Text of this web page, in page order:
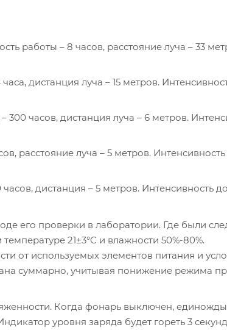
работы – 8 часов, расстояние луча – 33
дистанция луча – 15 метров.
часов, дистанция луча – 6 метров.
расстояние луча – 5 метров.
дистанция – 5 метров. Интенсивность
его проверки в лаборатории. Где были
21±3°C и влажности 50%-80%.
от используемых элементов питания и
суммарно, учитывая понижение режима
Когда фонарь выключен, единожды
уровня заряда будет гореть 3